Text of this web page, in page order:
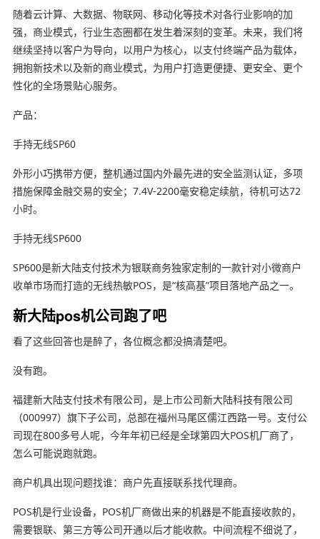
随着云计算、大数据、物联网、移动化等技术对各行业影响的加
强，商业模式，行业生态圈都在发生着深刻的变革。未来，我们将
继续坚持以客户为导向，以用户为核心，以支付终端产品为载体，
拥抱新技术以及新的商业模式，为用户打造更便捷、更安全、更个
性化的全场景贴心服务。
产品：
手持无线SP60
外形小巧携带方便，整机通过国内外最先进的安全监测认证，多项
措施保障金融交易的安全；7.4V-2200毫安稳定续航，待机可达72
小时。
手持无线SP600
SP600是新大陆支付技术为银联商务独家定制的一款针对小微商户
收单市场而打造的无线热敏POS，是“核高基”项目落地产品之一。
新大陆pos机公司跑了吧
看了这些回答也是醉了，各位概念都没搞清楚吧。
没有跑。
福建新大陆支付技术有限公司，是上市公司新大陆科技有限公司
（000997）旗下子公司，总部在福州马尾区儒江西路一号。支付公
司现在800多号人呢，今年年初已经是全球第四大POS机厂商了，
怎么可能说跑就跑。
商户机具出现问题找谁：商户先直接联系找代理商。
POS机是行业设备，POS机厂商做出来的机器是不能直接收款的，
需要银联、第三方等公司开通以后才能收款。中间流程不细说了，